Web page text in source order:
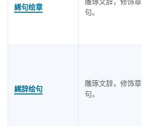
絺句绘章
句。
絺辞绘句
雕琢文辞，修饰章
句。